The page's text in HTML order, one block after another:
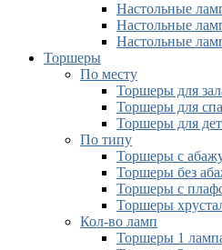
Настольные
Настольные
Настольные
Торшеры
По месту
Торшеры для
Торшеры для
Торшеры для
По типу
Торшеры с
Торшеры без
Торшеры с
Торшеры
Кол-во ламп
Торшеры 1